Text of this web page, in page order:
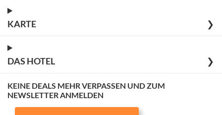
KARTE ❯
DAS HOTEL ❯
KEINE DEALS MEHR VERPASSEN UND ZUM
NEWSLETTER ANMELDEN